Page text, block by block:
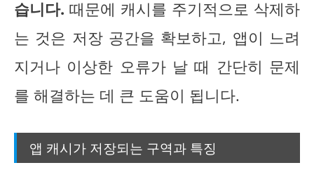
습니다. 때문에 캐시를 주기적으로 삭제하
는 것은 저장 공간을 확보하고, 앱이 느려
지거나 이상한 오류가 날 때 간단히 문제
를 해결하는 데 큰 도움이 됩니다.
앱 캐시가 저장되는 구역과 특징